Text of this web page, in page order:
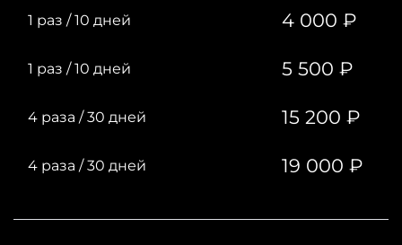
- 19000
1 раз /10 дней 4 000 ₽
1 раз /10 дней 5 500 ₽
4 раза /30 дней 15 200 ₽
4 раза /30 дней 19 000 ₽